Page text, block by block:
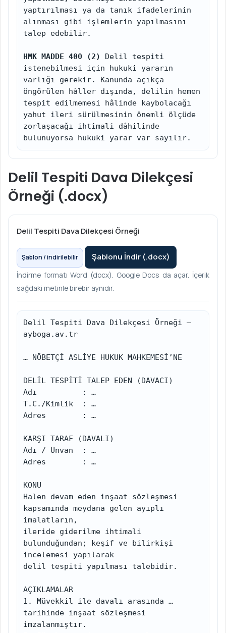
yaptırılması ya da tanık ifadelerinin
alınması gibi işlemlerin yapılmasını
talep edebilir.
HMK MADDE 400 (2)
Delil tespiti
istenebilmesi için hukuki yararın
varlığı gerekir. Kanunda açıkça
öngörülen hâller dışında, delilin hemen
tespit edilmemesi hâlinde kaybolacağı
yahut ileri sürülmesinin önemli ölçüde
zorlaşacağı ihtimali dâhilinde
bulunuyorsa hukuki yarar var sayılır.
Delil Tespiti Dava Dilekçesi
Örneği (.docx)
Delil Tespiti Dava Dilekçesi Örneği
Şablon / indirilebilir Şablonu İndir (.docx)
İndirme formatı Word (docx). Google Docs da açar. İçerik
sağdaki metinle birebir aynıdır.
Delil Tespiti Dava Dilekçesi Örneği –
ayboga.av.tr
… NÖBETÇİ ASLİYE HUKUK MAHKEMESİ’NE
DELİL TESPİTİ TALEP EDEN (DAVACI)
Adı          : …
T.C./Kimlik  : …
Adres        : …
KARŞI TARAF (DAVALI)
Adı / Unvan  : …
Adres        : …
KONU
Halen devam eden inşaat sözleşmesi
kapsamında meydana gelen ayıplı
imalatların,
ileride giderilme ihtimali
bulunduğundan; keşif ve bilirkişi
incelemesi yapılarak
delil tespiti yapılması talebidir.
AÇIKLAMALAR
1. Müvekkil ile davalı arasında …
tarihinde inşaat sözleşmesi
imzalanmıştır.